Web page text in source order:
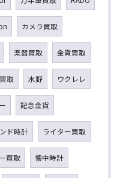
カメラ買取
楽器買取 金貨買取
取 水野 ウクレレ
記念金貨
ド時計 ライター買取
買取 懐中時計